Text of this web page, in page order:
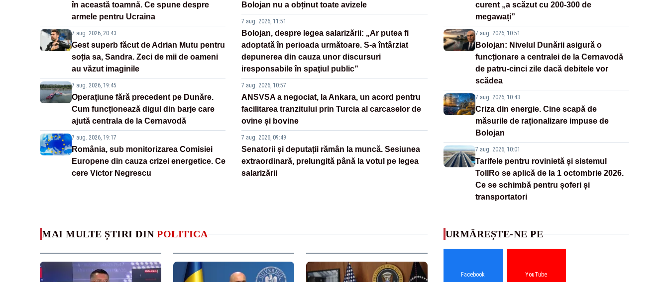
în această toamnă. Ce spune despre
armele pentru Ucraina
7 aug. 2026, 20:43
Gest superb făcut de Adrian Mutu pentru
soția sa, Sandra. Zeci de mii de oameni
au văzut imaginile
7 aug. 2026, 19:45
Operațiune fără precedent pe Dunăre.
Cum funcționează digul din barje care
ajută centrala de la Cernavodă
7 aug. 2026, 19:17
România, sub monitorizarea Comisiei
Europene din cauza crizei energetice. Ce
cere Victor Negrescu
Bolojan nu a obținut toate avizele
7 aug. 2026, 11:51
Bolojan, despre legea salarizării: „Ar putea fi
adoptată în perioada următoare. S-a întârziat
depunerea din cauza unor discursuri
iresponsabile în spaţiul public”
7 aug. 2026, 10:57
ANSVSA a negociat, la Ankara, un acord pentru
facilitarea tranzitului prin Turcia al carcaselor de
ovine și bovine
7 aug. 2026, 09:49
Senatorii și deputații rămân la muncă. Sesiunea
extraordinară, prelungită până la votul pe legea
salarizării
curent „a scăzut cu 200-300 de
megawați”
7 aug. 2026, 10:51
Bolojan: Nivelul Dunării asigură o
funcționare a centralei de la Cernavodă
de patru-cinci zile dacă debitele vor
scădea
7 aug. 2026, 10:43
Criza din energie. Cine scapă de
măsurile de raționalizare impuse de
Bolojan
7 aug. 2026, 10:01
Tarifele pentru rovinietă și sistemul
TollRo se aplică de la 1 octombrie 2026.
Ce se schimbă pentru șoferi și
transportatori
MAI MULTE ȘTIRI DIN POLITICA URMĂREȘTE-NE PE
Facebook YouTube